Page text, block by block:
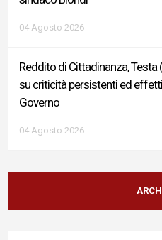
Sigismondi, Liris e Testa:
Ministro Roccella e alla sua
04 Agosto 2026
Terminal bus "Lorenzo
viabilità per il completamento